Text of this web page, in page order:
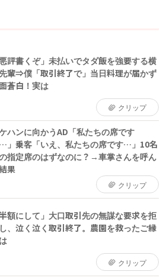
悪評書くぞ」未払いでタダ飯を強要する横
輩⇒僕「取引終了で」当日料理が届かず
蒼白！実は
クリップ
ハンに向かうAD「私たちの席です
」乗客「いえ、私たちの席です…」10名
指定席のはずなのに？→車掌さんを呼ん
果
クリップ
半額にして」大口取引先の無謀な要求を拒
、泣く泣く取引終了。農園を救ったご縁
クリップ